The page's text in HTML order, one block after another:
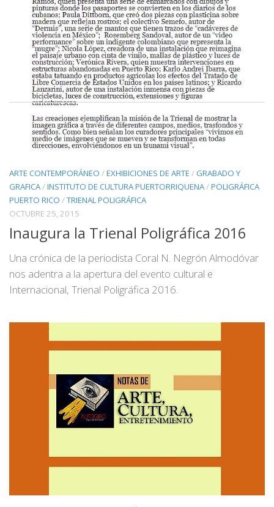
ARTE CONTEMPORÁNEO /EXHIBICIONES DE ARTE / GRABADO Y
GRAFICA/INSTITUTO DE CULTURA PUERTORRIQUENA/POLIGRÁFICA
PUERTO RICO /TRIENAL POLIGRÁFICA
OCTUBRE 25, 2015
Inaugura la Trienal Poligráfica 2016
Una crónica de la periodista Coral N. Negrón Almodóvar
nos adentra a la apertura del evento cultural e
Internacional, Trienal Poligráfica 2016.